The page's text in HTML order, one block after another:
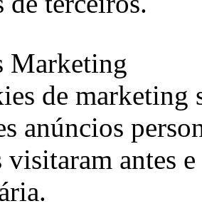
Marketing
de marketing
anúncios
visitaram antes